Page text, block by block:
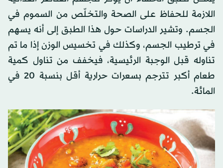
اللازمة للحفاظ على الصحة والتخلّص من السموم في
الجسم. وتشير الدراسات حول هذا الطبق إلى أنه يسهم
في ترطيب الجسم، وكذلك في تخسيس الوزن إذا ما تم
تناوله قبل الوجبة الرئيسية، فيخفف من تناول كمية
طعام أكبر تترجم بسعرات حرارية أقل بنسبة 20 في
المائة.